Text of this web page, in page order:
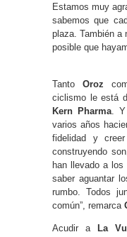
Estamos muy
sabemos que
plaza. También a
posible que
Tanto Oroz
ciclismo le está
Kern Pharma. Y
varios años
fidelidad y
construyendo
han llevado a los
saber aguantar
rumbo. Todos
común”, remarca
Acudir a La